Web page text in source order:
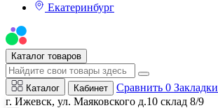
Екатеринбург
Каталог товаров
Каталог Кабинет Сравнить 0 Закладки
г. Ижевск, ул. Маяковского д.10 склад 8/9